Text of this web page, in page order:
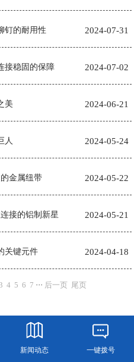
钉的耐用性 2024-07-31
接稳固的保障 2024-07-02
美 2024-06-21
人 2024-05-24
金属纽带 2024-05-22
接的铝制新星 2024-05-21
关键元件 2024-04-18
4 5 6 7 ··· 后一页 尾页
新闻动态 一键拨号